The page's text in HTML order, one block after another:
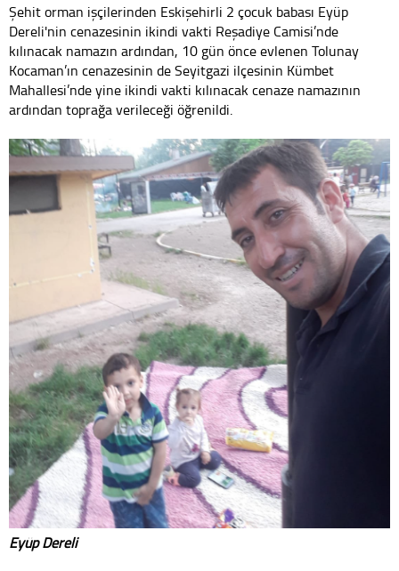
Şehit orman işçilerinden Eskişehirli 2 çocuk babası Eyüp
Dereli'nin cenazesinin ikindi vakti Reşadiye Camisi’nde
kılınacak namazın ardından, 10 gün önce evlenen Tolunay
Kocaman’ın cenazesinin de Seyitgazi ilçesinin Kümbet
Mahallesi’nde yine ikindi vakti kılınacak cenaze namazının
ardından toprağa verileceği öğrenildi.
Eyüp Dereli